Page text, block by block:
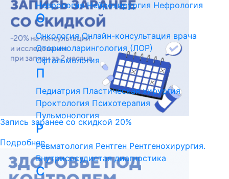
Запись заранее со скидкой 20%
Подробнее
Неврология Нейрохирургия Нефрология
О
Онкология Онлайн-консультация врача
Оториноларингология (ЛОР)
Офтальмология
П
Педиатрия Пластическая хирургия
Проктология Психотерапия
Пульмонология
Р
Ревматология Рентген Рентгенохирургия.
Внутрисосудистая диагностика
С